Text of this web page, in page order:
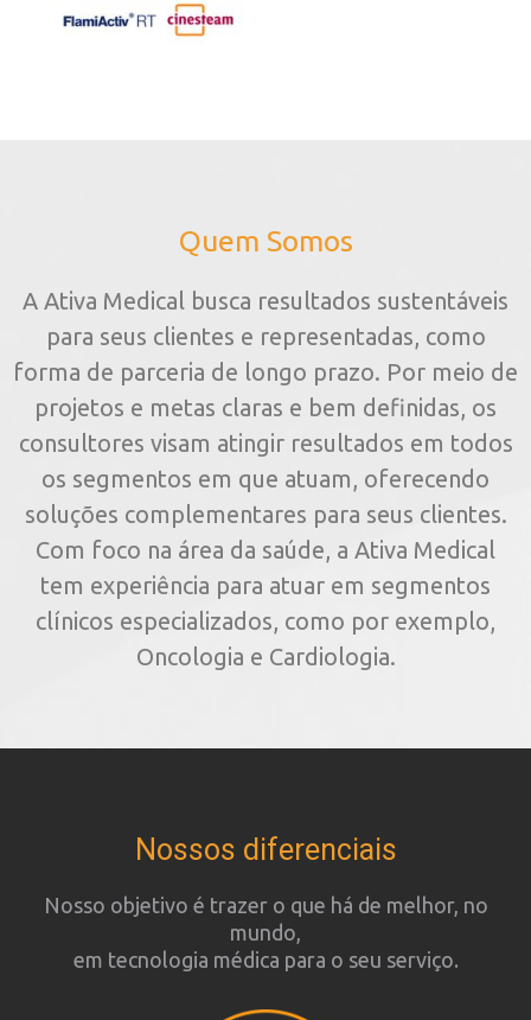
Quem Somos
A Ativa Medical busca resultados sustentáveis
para seus clientes e representadas, como
forma de parceria de longo prazo. Por meio de
projetos e metas claras e bem definidas, os
consultores visam atingir resultados em todos
os segmentos em que atuam, oferecendo
soluções complementares para seus clientes.
Com foco na área da saúde, a Ativa Medical
tem experiência para atuar em segmentos
clínicos especializados, como por exemplo,
Oncologia e Cardiologia.
Nossos diferenciais
Nosso objetivo é trazer o que há de melhor, no
mundo,
em tecnologia médica para o seu serviço.